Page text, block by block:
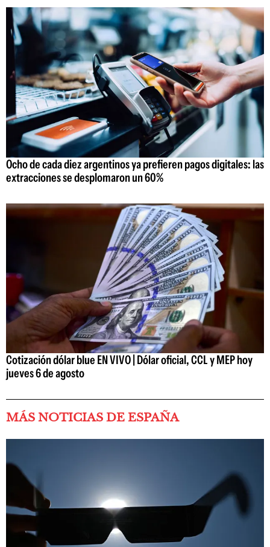
Ocho de cada diez argentinos ya prefieren pagos digitales: las
extracciones se desplomaron un 60%
Cotización dólar blue EN VIVO | Dólar oficial, CCL y MEP hoy
jueves 6 de agosto
MÁS NOTICIAS DE ESPAÑA